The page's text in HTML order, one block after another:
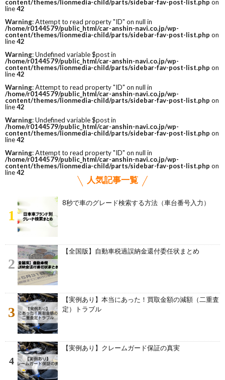
content/themes/lionmedia-child/parts/sidebar-fav-post-list.php on
line42
Warning: Attempt to read property "ID" on null in
/home/r0144579/public_html/car-anshin-navi.co.jp/wp-
content/themes/lionmedia-child/parts/sidebar-fav-post-list.php on
line42
Warning: Undefined variable $post in
/home/r0144579/public_html/car-anshin-navi.co.jp/wp-
content/themes/lionmedia-child/parts/sidebar-fav-post-list.php on
line42
Warning: Attempt to read property "ID" on null in
/home/r0144579/public_html/car-anshin-navi.co.jp/wp-
content/themes/lionmedia-child/parts/sidebar-fav-post-list.php on
line42
Warning: Undefined variable $post in
/home/r0144579/public_html/car-anshin-navi.co.jp/wp-
content/themes/lionmedia-child/parts/sidebar-fav-post-list.php on
line42
Warning: Attempt to read property "ID" on null in
/home/r0144579/public_html/car-anshin-navi.co.jp/wp-
content/themes/lionmedia-child/parts/sidebar-fav-post-list.php on
line42
人気記事一覧
1
8秒で車のグレード検索する方法（車台番号入力）
2
【全国版】自動車税過誤納金還付委任状まとめ
3
【実例あり】本当にあった！買取金額の減額（二重査
定）トラブル
4
【実例あり】クレームガード保証の真実